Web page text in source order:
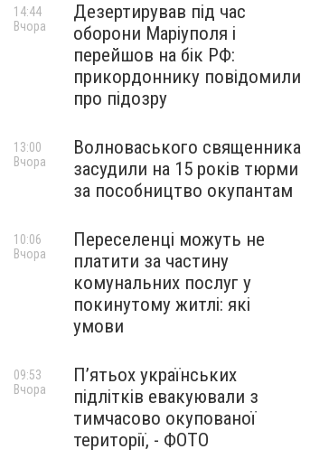
Дезертирував під час
оборони Маріуполя і
перейшов на бік РФ:
прикордоннику повідомили
про підозру
14:44
Вчора
Волноваського священника
засудили на 15 років тюрми
за пособництво окупантам
13:00
Вчора
Переселенці можуть не
платити за частину
комунальних послуг у
покинутому житлі: які
умови
10:06
Вчора
П’ятьох українських
підлітків евакуювали з
тимчасово окупованої
території, - ФОТО
09:53
Вчора